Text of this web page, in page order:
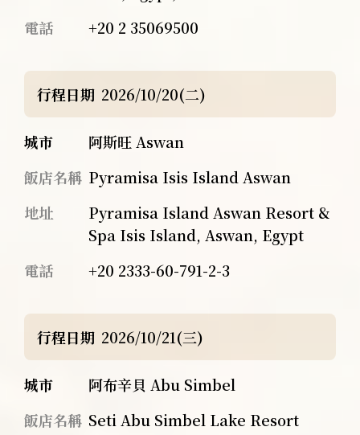
電話
+20 2 35069500
行程日期 2026/10/20(二)
城市
阿斯旺 Aswan
飯店名稱 Pyramisa Isis Island Aswan
地址
Pyramisa Island Aswan Resort &
Spa Isis Island, Aswan, Egypt
電話
+20 2333-60-791-2-3
行程日期 2026/10/21(三)
城市
阿布辛貝 Abu Simbel
飯店名稱 Seti Abu Simbel Lake Resort